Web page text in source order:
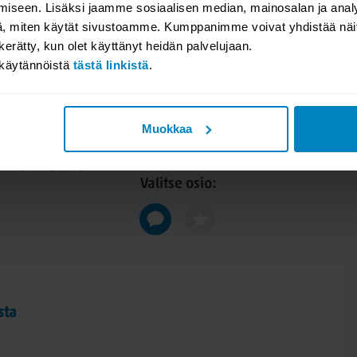
Lisäksi jaamme sosiaalisen median, mainosalan ja
miten käytät sivustoamme. Kumppanimme voivat yhdistää
kun olet käyttänyt heidän palvelujaan.
tästä linkistä.
Muokkaa
petauspatja, 160x200 Eden Latex petauspatja
Alk. 263,20
/
jätä kysymyksesi, niin vastaamme. Katso millaisia
Valitse osio: